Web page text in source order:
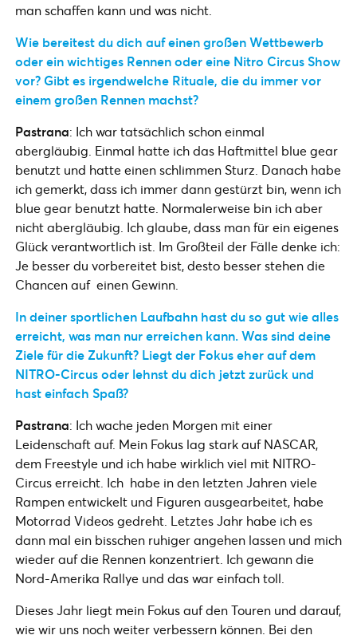
man schaffen kann und was nicht.
Wie bereitest du dich auf einen großen Wettbewerb
oder ein wichtiges Rennen oder eine Nitro Circus Show
vor? Gibt es irgendwelche Rituale, die du immer vor
einem großen Rennen machst?
Pastrana: Ich war tatsächlich schon einmal
abergläubig. Einmal hatte ich das Haftmittel blue gear
benutzt und hatte einen schlimmen Sturz. Danach habe
ich gemerkt, dass ich immer dann gestürzt bin, wenn ich
blue gear benutzt hatte. Normalerweise bin ich aber
nicht abergläubig. Ich glaube, dass man für ein eigenes
Glück verantwortlich ist. Im Großteil der Fälle denke ich:
Je besser du vorbereitet bist, desto besser stehen die
Chancen auf einen Gewinn.
In deiner sportlichen Laufbahn hast du so gut wie alles
erreicht, was man nur erreichen kann. Was sind deine
Ziele für die Zukunft? Liegt der Fokus eher auf dem
NITRO-Circus oder lehnst du dich jetzt zurück und
hast einfach Spaß?
Pastrana: Ich wache jeden Morgen mit einer
Leidenschaft auf. Mein Fokus lag stark auf NASCAR,
dem Freestyle und ich habe wirklich viel mit NITRO-
Circus erreicht. Ich habe in den letzten Jahren viele
Rampen entwickelt und Figuren ausgearbeitet, habe
Motorrad Videos gedreht. Letztes Jahr habe ich es
dann mal ein bisschen ruhiger angehen lassen und mich
wieder auf die Rennen konzentriert. Ich gewann die
Nord-Amerika Rallye und das war einfach toll.
Dieses Jahr liegt mein Fokus auf den Touren und darauf,
wie wir uns noch weiter verbessern können. Bei den